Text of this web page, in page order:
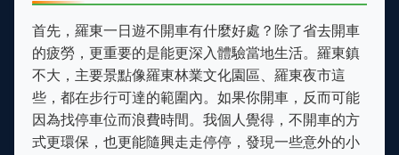
首先，羅東一日遊不開車有什麼好處？除了省去開車
的疲勞，更重要的是能更深入體驗當地生活。羅東鎮
不大，主要景點像羅東林業文化園區、羅東夜市這
些，都在步行可達的範圍內。如果你開車，反而可能
因為找停車位而浪費時間。我個人覺得，不開車的方
式更環保，也更能隨興走走停停，發現一些意外的小